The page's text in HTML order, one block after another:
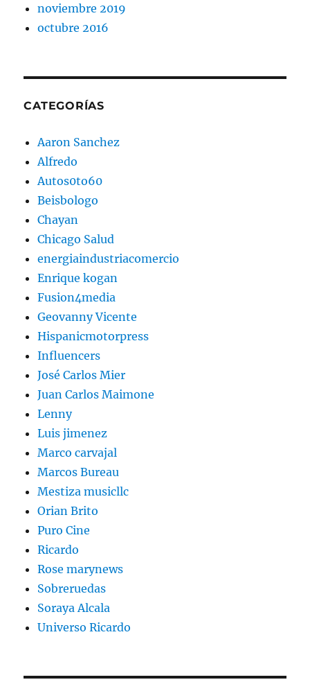
noviembre 2019
octubre 2016
CATEGORÍAS
Aaron Sanchez
Alfredo
Autos0to60
Beisbologo
Chayan
Chicago Salud
energiaindustriacomercio
Enrique kogan
Fusion4media
Geovanny Vicente
Hispanicmotorpress
Influencers
José Carlos Mier
Juan Carlos Maimone
Lenny
Luis jimenez
Marco carvajal
Marcos Bureau
Mestiza musicllc
Orian Brito
Puro Cine
Ricardo
Rose marynews
Sobreruedas
Soraya Alcala
Universo Ricardo